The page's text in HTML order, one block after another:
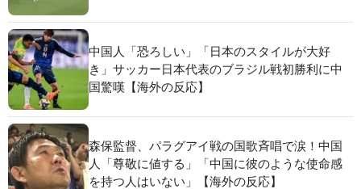
中国人「恐ろしい」「日本のスタイルが大好
き」サッカー日本代表のブラジル戦初勝利に中
国驚嘆【海外の反応】
森保監督、パラグアイ戦の国歌斉唱で涙！中国
人「尊敬に値する」「中国に彼のような使命感
を持つ人はいない」【海外の反応】